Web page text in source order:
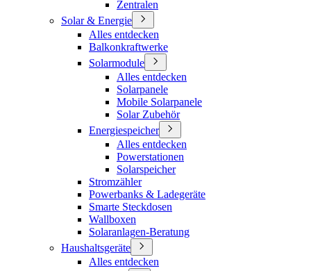
Zentralen
Solar & Energie
Alles entdecken
Balkonkraftwerke
Solarmodule
Alles entdecken
Solarpanele
Mobile Solarpanele
Solar Zubehör
Energiespeicher
Alles entdecken
Powerstationen
Solarspeicher
Stromzähler
Powerbanks & Ladegeräte
Smarte Steckdosen
Wallboxen
Solaranlagen-Beratung
Haushaltsgeräte
Alles entdecken